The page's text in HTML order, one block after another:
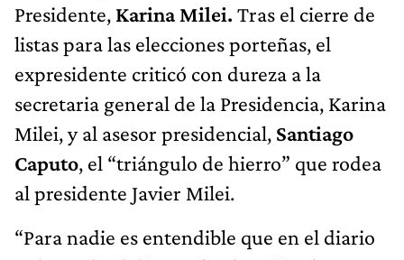
Presidente, Karina Milei. Tras el cierre de
listas para las elecciones porteñas, el
expresidente criticó con dureza a la
secretaria general de la Presidencia, Karina
Milei, y al asesor presidencial, Santiago
Caputo, el “triángulo de hierro” que rodea
al presidente Javier Milei.
“Para nadie es entendible que en el diario